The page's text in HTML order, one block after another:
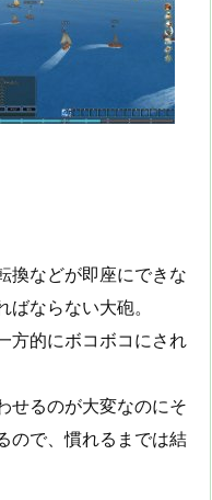
換などが即座にできな
ならない大砲。
方的にボコボコにされ
せるのが大変なのにそ
ので、慣れるまでは結